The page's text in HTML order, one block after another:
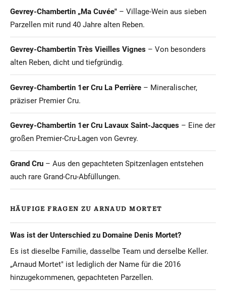
Gevrey-Chambertin „Ma Cuvée" – Village-Wein aus sieben
Parzellen mit rund 40 Jahre alten Reben.
Gevrey-Chambertin Très Vieilles Vignes – Von besonders
alten Reben, dicht und tiefgründig.
Gevrey-Chambertin 1er Cru La Perrière – Mineralischer,
präziser Premier Cru.
Gevrey-Chambertin 1er Cru Lavaux Saint-Jacques – Eine der
großen Premier-Cru-Lagen von Gevrey.
Grand Cru – Aus den gepachteten Spitzenlagen entstehen
auch rare Grand-Cru-Abfüllungen.
HÄUFIGE FRAGEN ZU ARNAUD MORTET
Was ist der Unterschied zu Domaine Denis Mortet?
Es ist dieselbe Familie, dasselbe Team und derselbe Keller.
„Arnaud Mortet" ist lediglich der Name für die 2016
hinzugekommenen, gepachteten Parzellen.